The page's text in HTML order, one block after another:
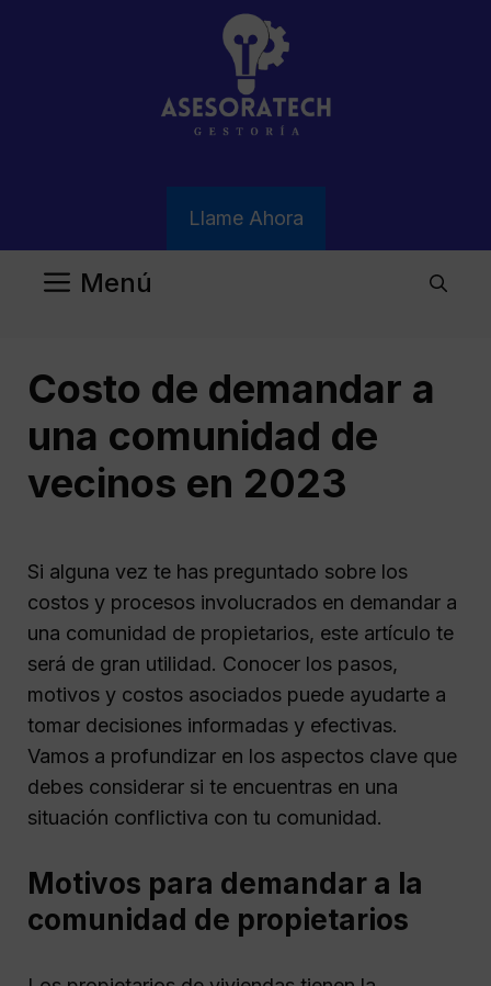
Llame Ahora
Menú
Costo de demandar a
una comunidad de
vecinos en 2023
Si alguna vez te has preguntado sobre los
costos y procesos involucrados en demandar a
una comunidad de propietarios, este artículo te
será de gran utilidad. Conocer los pasos,
motivos y costos asociados puede ayudarte a
tomar decisiones informadas y efectivas.
Vamos a profundizar en los aspectos clave que
debes considerar si te encuentras en una
situación conflictiva con tu comunidad.
Motivos para demandar a la
comunidad de propietarios